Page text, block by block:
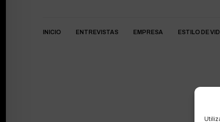
INICIO ENTREVISTAS EMPRESA ESTILO DE